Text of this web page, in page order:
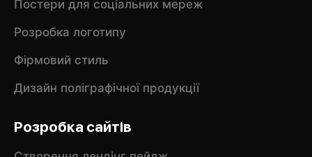
Постери для соціальних мереж
Розробка логотипу
Фірмовий стиль
Дизайн поліграфічної продукції
Розробка сайтів